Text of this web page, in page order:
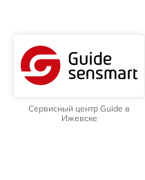
Сервисный центр Guide в
Ижевске